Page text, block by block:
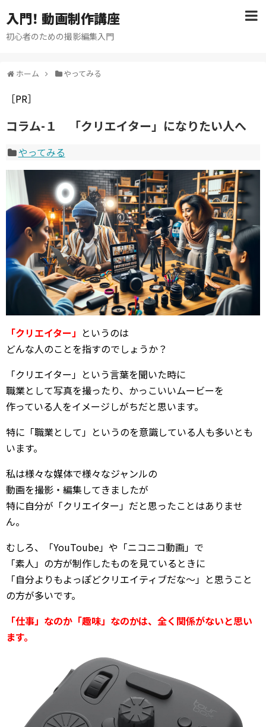
入門！ 動画制作講座
初心者のための撮影編集入門
ホーム やってみる
［PR］
コラム-１ 「クリエイター」になりたい人へ
やってみる
「クリエイター」 というのは
どんな人のことを指すのでしょうか？
「クリエイター」という言葉を聞いた時に
職業として写真を撮ったり、かっこいいムービーを
作っている人をイメージしがちだと思います。
特に「職業として」というのを意識している人も多いとも
います。
私は様々な媒体で様々なジャンルの
動画を撮影・編集してきましたが
特に自分が「クリエイター」だと思ったことはありませ
ん。
むしろ、「YouToube」や「ニコニコ動画」で
「素人」の方が制作したものを見ているときに
「自分よりもよっぽどクリエイティブだな～」と思うこと
の方が多いです。
「仕事」なのか「趣味」なのかは、全く関係がないと思い
ます。